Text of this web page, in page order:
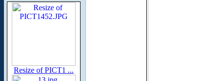
Resize of PICT1 ...